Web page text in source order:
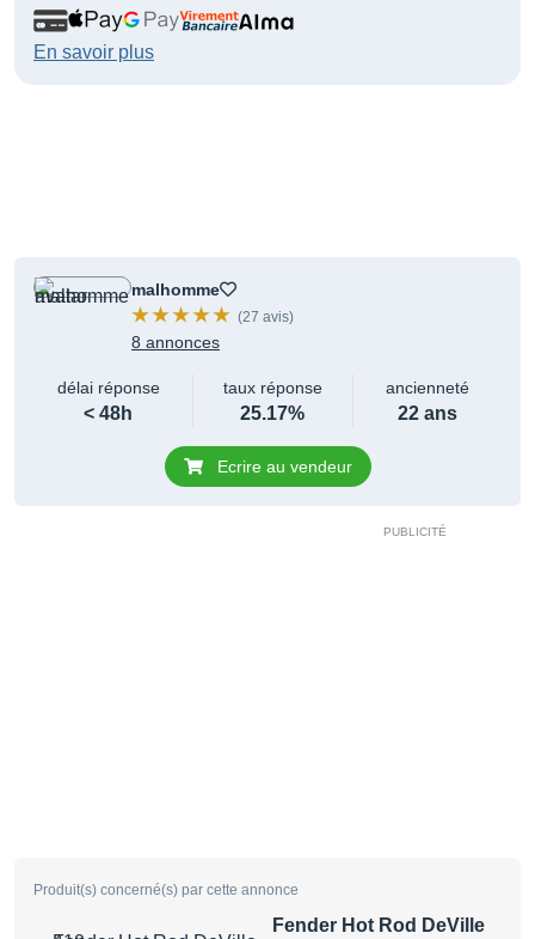
En savoir plus
malhomme
(27 avis)
8 annonces
délai réponse
< 48h
taux réponse
25.17%
ancienneté
22 ans
Ecrire au vendeur
Produit(s) concerné(s) par cette annonce
Fender Hot Rod DeVille